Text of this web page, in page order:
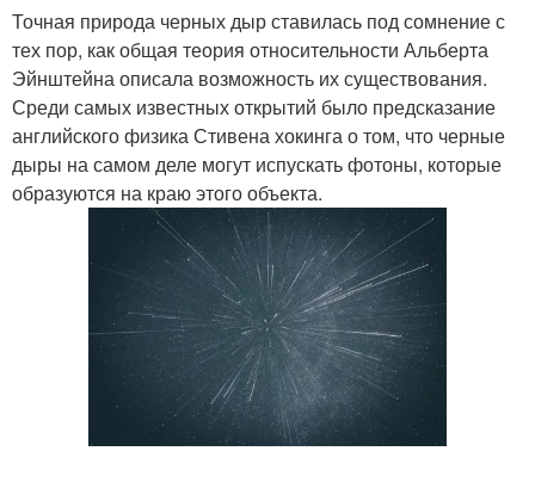
Точная природа черных дыр ставилась под сомнение с
тех пор, как общая теория относительности Альберта
Эйнштейна описала возможность их существования.
Среди самых известных открытий было предсказание
английского физика Стивена хокинга о том, что черные
дыры на самом деле могут испускать фотоны, которые
образуются на краю этого объекта.